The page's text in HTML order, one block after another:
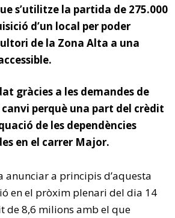
s’utilitze la partida de 275.000
d’un local per poder
de la Zona Alta a una
gràcies a les demandes de
perquè una part del crèdit
de les dependències
en el carrer Major.
anunciar a principis d’aquesta
en el pròxim plenari del dia 14
de 8,6 milions amb el que